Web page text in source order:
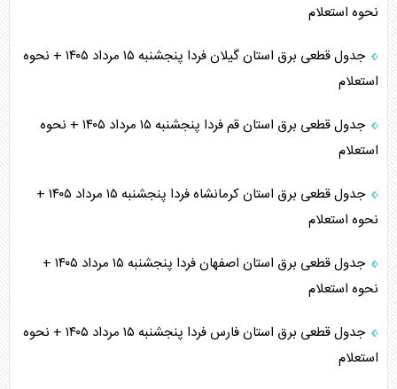
نحوه استعلام
جدول قطعی برق استان گیلان فردا پنجشنبه ۱۵ مرداد ۱۴۰۵ + نحوه
استعلام
جدول قطعی برق استان قم فردا پنجشنبه ۱۵ مرداد ۱۴۰۵ + نحوه
استعلام
جدول قطعی برق استان کرمانشاه فردا پنجشنبه ۱۵ مرداد ۱۴۰۵ +
نحوه استعلام
جدول قطعی برق استان اصفهان فردا پنجشنبه ۱۵ مرداد ۱۴۰۵ +
نحوه استعلام
جدول قطعی برق استان فارس فردا پنجشنبه ۱۵ مرداد ۱۴۰۵ + نحوه
استعلام